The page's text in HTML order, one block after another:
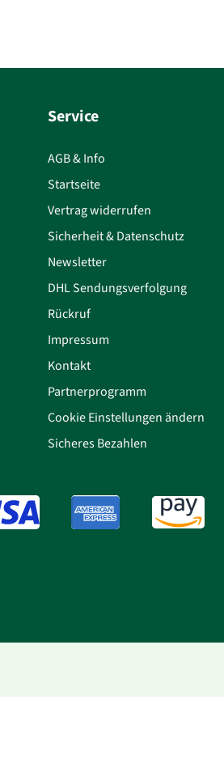
Service
AGB & Info
Startseite
Vertrag widerrufen
Sicherheit & Datenschutz
Newsletter
DHL Sendungsverfolgung
Rückruf
Impressum
Kontakt
Partnerprogramm
Cookie Einstellungen ändern
Sicheres Bezahlen